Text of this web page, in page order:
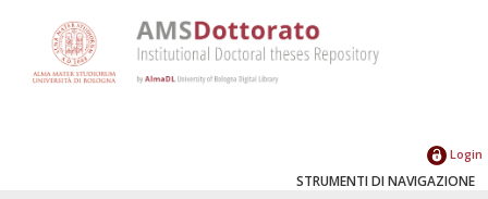
Login
STRUMENTI DI NAVIGAZIONE